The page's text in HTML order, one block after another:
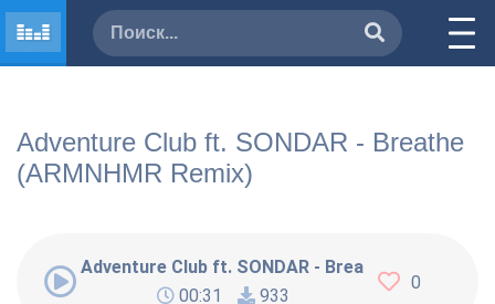
Adventure Club ft. SONDAR - Breathe
(ARMNHMR Remix)
Adventure Club ft. SONDAR - Breathe
00:31
933
0